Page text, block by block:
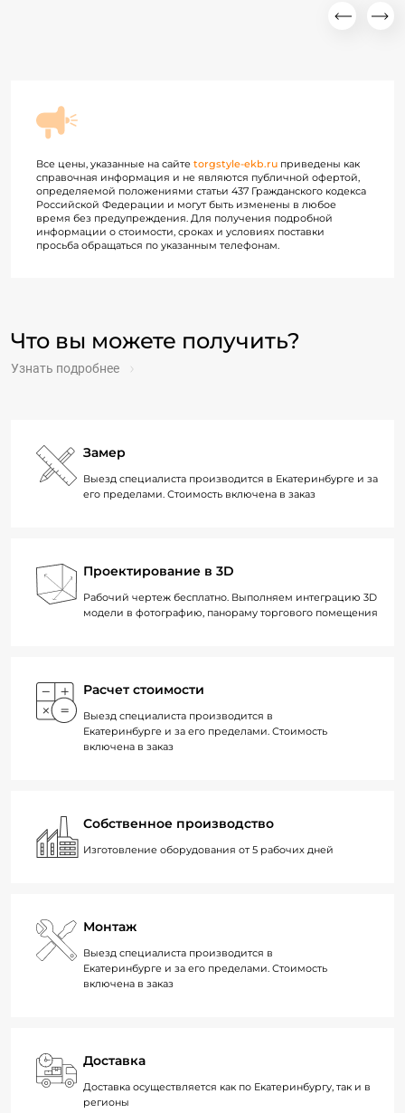
Все цены, указанные на сайте torgstyle-ekb.ru приведены как
справочная информация и не являются публичной офертой,
определяемой положениями статьи 437 Гражданского кодекса
Российской Федерации и могут быть изменены в любое
время без предупреждения. Для получения подробной
информации о стоимости, сроках и условиях поставки
просьба обращаться по указанным телефонам.
Что вы можете получить?
Узнать подробнее
Замер
Выезд специалиста производится в Екатеринбурге и за
его пределами. Стоимость включена в заказ
Проектирование в 3D
Рабочий чертеж бесплатно. Выполняем интеграцию 3D
модели в фотографию, панораму торгового помещения
Расчет стоимости
Выезд специалиста производится в
Екатеринбурге и за его пределами. Стоимость
включена в заказ
Собственное производство
Изготовление оборудования от 5 рабочих дней
Монтаж
Выезд специалиста производится в
Екатеринбурге и за его пределами. Стоимость
включена в заказ
Доставка
Доставка осуществляется как по Екатеринбургу, так и в
регионы